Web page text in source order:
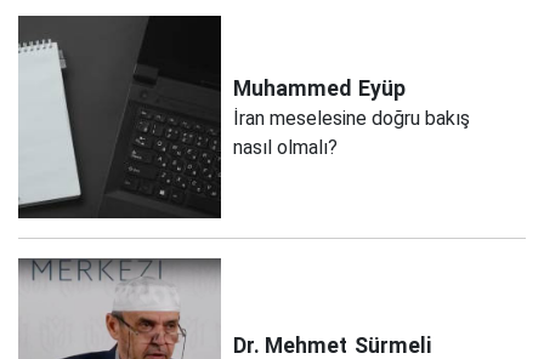
Muhammed Eyüp
İran meselesine doğru bakış
nasıl olmalı?
Dr. Mehmet Sürmeli